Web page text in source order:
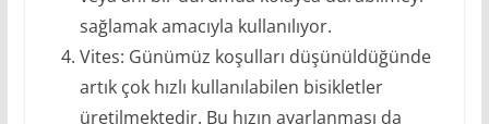
sağlamak amacıyla kullanılıyor.
Vites: Günümüz koşulları düşünüldüğünde
artık çok hızlı kullanılabilen bisikletler
üretilmektedir. Bu hızın ayarlanması da